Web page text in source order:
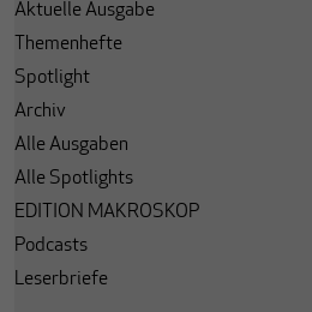
Aktuelle Ausgabe
Themenhefte
Spotlight
Archiv
Alle Ausgaben
Alle Spotlights
EDITION MAKROSKOP
Podcasts
Leserbriefe